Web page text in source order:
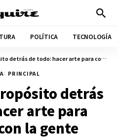
POLÍTICA TECNOLOGÍA
de todo: hacer arte para conectar con la gente
PRINCIPAL
detrás
arte para
la gente